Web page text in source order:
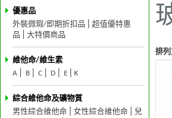
優惠品
外裝微瑕/即期折扣品
超值優特惠
品
大特價商品
維他命/維生素
A
B C D E K
綜合維他命及礦物質
男性綜合維他命
女性綜合維他命
兒
排